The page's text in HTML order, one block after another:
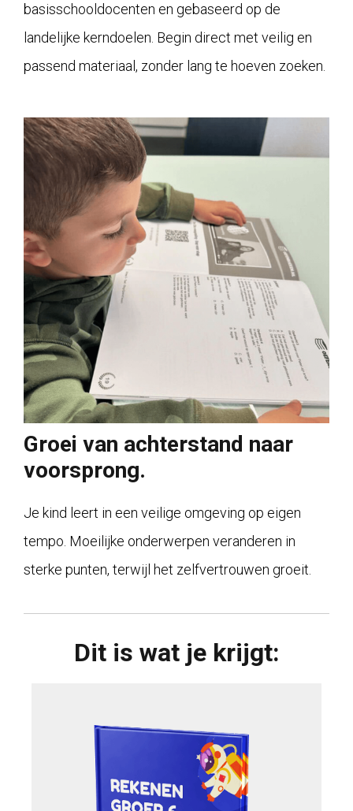
basisschooldocenten en gebaseerd op de
landelijke kerndoelen. Begin direct met veilig en
passend materiaal, zonder lang te hoeven zoeken.
Groei van achterstand naar
voorsprong.
Je kind leert in een veilige omgeving op eigen
tempo. Moeilijke onderwerpen veranderen in
sterke punten, terwijl het zelfvertrouwen groeit.
Dit is wat je krijgt: